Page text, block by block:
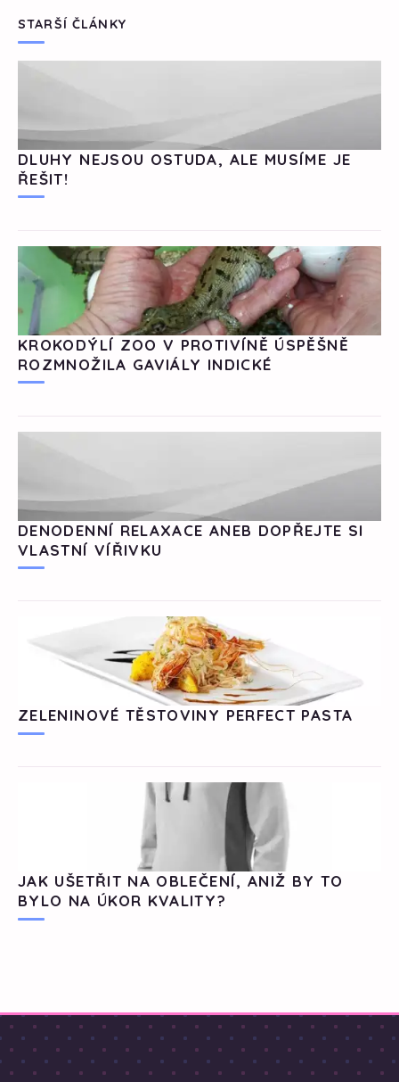
STARŠÍ ČLÁNKY
DLUHY NEJSOU OSTUDA, ALE MUSÍME JE
ŘEŠIT!
KROKODÝLÍ ZOO V PROTIVÍNĚ ÚSPĚŠNĚ
ROZMNOŽILA GAVIÁLY INDICKÉ
DENODENNÍ RELAXACE ANEB DOPŘEJTE SI
VLASTNÍ VÍŘIVKU
ZELENINOVÉ TĚSTOVINY PERFECT PASTA
JAK UŠETŘIT NA OBLEČENÍ, ANIŽ BY TO
BYLO NA ÚKOR KVALITY?